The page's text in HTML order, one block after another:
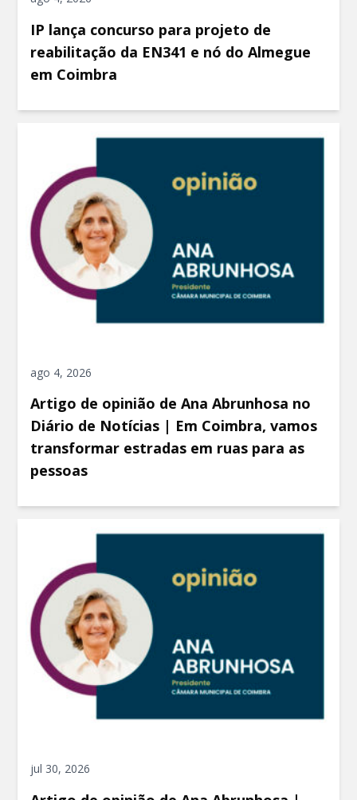
IP lança concurso para projeto de
reabilitação da EN341 e nó do Almegue
em Coimbra
ago 4, 2026
Artigo de opinião de Ana Abrunhosa no
Diário de Notícias | Em Coimbra, vamos
transformar estradas em ruas para as
pessoas
jul 30, 2026